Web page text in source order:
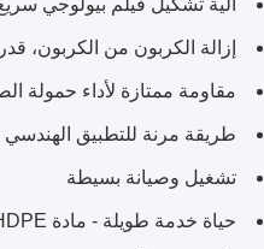
آلية تشكيل فيلم بيولوجي
إزالة الكربون من الكربون،
مقاومة ممتازة لأداء حمولة
طريقة مرنة للتطبيق الهندسي
تشغيل وصيانة بسيطة
حياة خدمة طويلة - مادة HDPE العذراء 100%